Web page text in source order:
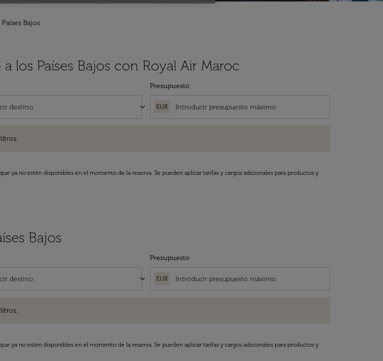
Bajos
los Países Bajos con Royal Air Maroc
keyboard_arrow_down
Presupuesto
EUR
ya no estén disponibles en el momento de la reserva. Se pueden aplicar tarifas y cargos adicionales para productos y
Bajos
keyboard_arrow_down
Presupuesto
EUR
ya no estén disponibles en el momento de la reserva. Se pueden aplicar tarifas y cargos adicionales para productos y